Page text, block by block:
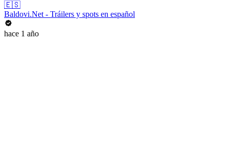
🇪🇸
Baldovi.Net - Tráilers y spots en español
hace 1 año